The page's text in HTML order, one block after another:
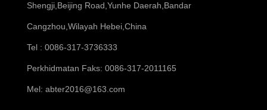
Shengji,Beijing Road,Yunhe Daerah,Bandar
Cangzhou,Wilayah Hebei,China
Tel : 0086-317-3736333
Perkhidmatan Faks: 0086-317-2011165
Mel: abter2016@163.com